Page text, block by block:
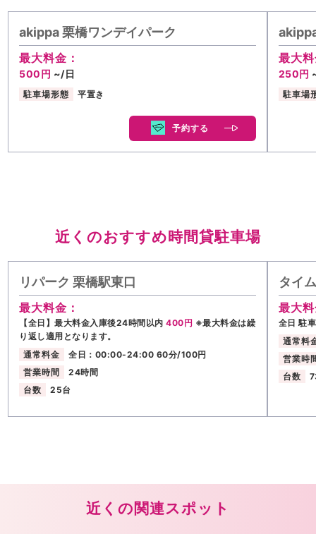
akippa 栗橋ワンデイパーク
最大料金：
500円 ~/日
駐車場形態 平置き
予約する
最大
250円
駐車場
近くのおすすめ時間貸駐車場
リパーク 栗橋駅東口
最大料金：
【全日】最大料金入庫後24時間以内400円 ※最大料金は繰
り返し適用となります。
通常料金
全日：00:00-24:00 60分/100円
営業時間
24時間
台数
25台
タイ
最大
全日 駐
通常料
営業時
台数
近くの関連スポット